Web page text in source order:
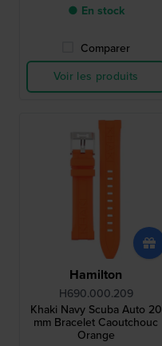
● En stock
Comparer
Voir les produits
Hamilton
H690.000.209
Khaki Navy Scuba Auto 20
mm Bracelet Caoutchouc
Orange